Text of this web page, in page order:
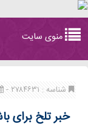
navigation
منوی سایت
شناسه : ۲۷۸۴۶۳۱ -
خبر تلخ برای